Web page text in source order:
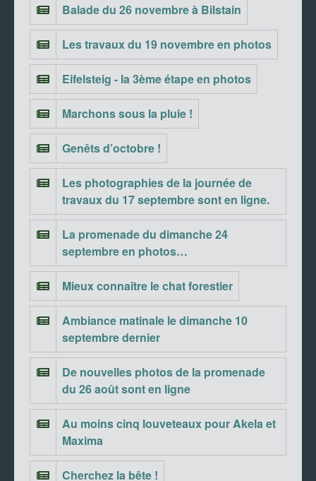
Balade du 26 novembre à Bilstain
Les travaux du 19 novembre en photos
Eifelsteig - la 3ème étape en photos
Marchons sous la pluie !
Genêts d’octobre !
Les photographies de la journée de
travaux du 17 septembre sont en ligne.
La promenade du dimanche 24
septembre en photos…
Mieux connaître le chat forestier
Ambiance matinale le dimanche 10
septembre dernier
De nouvelles photos de la promenade
du 26 août sont en ligne
Au moins cinq louveteaux pour Akela et
Maxima
Cherchez la bête !